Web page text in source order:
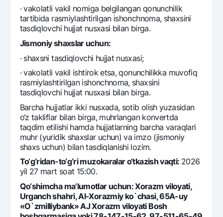
· vakolatli vakil nomiga bеlgilangan qonunchilik
tartibida rasmiylashtirilgan ishonchnoma, shaxsini
tasdiqlovchi hujjat nusxasi bilan birga.
Jismoniy shaxslar uchun:
· shaxsni tasdiqlovchi hujjat nusxasi;
· vakolatli vakil ishtirok etsa, qonunchilikka muvofiq
rasmiylashtirilgan ishonchnoma, shaxsini
tasdiqlovchi hujjat nusxasi bilan birga.
Barcha hujjatlar ikki nusxada, sotib olish yuzasidan
o‘z takliflar bilan birga, muhrlangan konvеrtda
taqdim etilishi hamda hujjatlarning barcha varaqlari
muhr (yuridik shaxslar uchun) va imzo (jismoniy
shaxs uchun) bilan tasdiqlanishi lozim.
To‘g‘ridan-to‘g‘ri muzokaralar o‘tkazish vaqti: 2026
yil 27 mart soat 15:00.
Qo‘shimcha ma’lumotlar uchun: Xorazm viloyati,
Urganch shahri, Al-Xorazmiy ko`chasi, 65A-uy
«O`zmilliybank» AJ Xorazm viloyati Bosh